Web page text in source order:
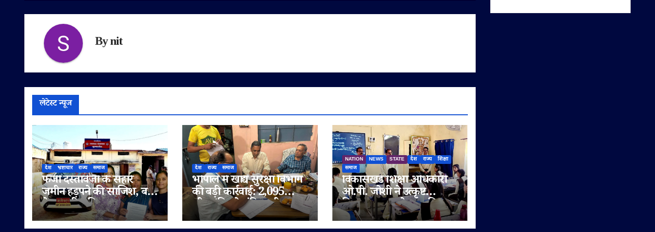
Bynit
लेटेस्ट न्यूज
देश भ्रष्टाचार राज्य समाज
फर्जी दस्तावेजों के सहारे
जमीन हड़पने की साजिश, बहू
ने पटवारी सहित राजस्व
अधिकारियों पर लगाए
देश राज्य समाज
भोपाल में खाद्य सुरक्षा विभाग
की बड़ी कार्रवाई: 2,095
लीटर/किलो संदिग्ध घी जब्त,
सप्लाई चेन भी जांच के दायरे
NATION NEWS STATE देश राज्य
शिक्षा
समाज
विकासखंड शिक्षा अधिकारी
ओ.पी. जोशी ने उत्कृष्ट
विद्यालय जुन्नारदेव का किया
निरीक्षण, बोर्ड परीक्षार्थियों को